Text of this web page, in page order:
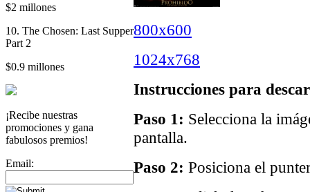
$2 millones
10. The Chosen: Last Supper
Part 2
$0.9 millones
¡Recibe nuestras
promociones y gana
fabulosos premios!
Email:
800x600
1024x768
Instrucciones para
Paso 1: Selecciona la
pantalla.
Paso 2: Posiciona el